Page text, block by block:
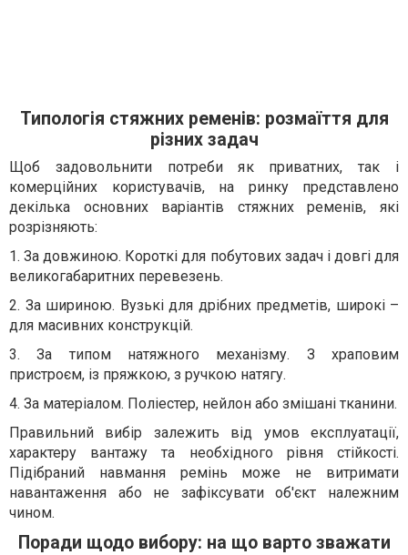
Типологія стяжних ременів: розмаїття для
різних задач
Щоб задовольнити потреби як приватних, так і
комерційних користувачів, на ринку представлено
декілька основних варіантів стяжних ременів, які
розрізняють:
1. За довжиною. Короткі для побутових задач і довгі для
великогабаритних перевезень.
2. За шириною. Вузькі для дрібних предметів, широкі –
для масивних конструкцій.
3. За типом натяжного механізму. З храповим
пристроєм, із пряжкою, з ручкою натягу.
4. За матеріалом. Поліестер, нейлон або змішані тканини.
Правильний вибір залежить від умов експлуатації,
характеру вантажу та необхідного рівня стійкості.
Підібраний навмання ремінь може не витримати
навантаження або не зафіксувати об'єкт належним
чином.
Поради щодо вибору: на що варто зважати